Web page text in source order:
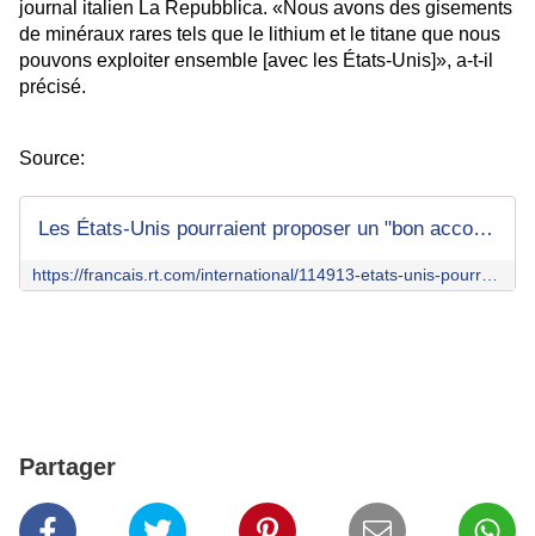
journal italien La Repubblica. «Nous avons des gisements
de minéraux rares tels que le lithium et le titane que nous
pouvons exploiter ensemble [avec les États-Unis]», a-t-il
précisé.
Source:
Les États-Unis pourraient proposer un "bon accord" à l'Ukraine en échange de ses ressources naturelles
Partager